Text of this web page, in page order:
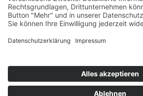
© 2025 ÖZIV Bundesverband – Alle
Home
Kontakt
Datenschutz